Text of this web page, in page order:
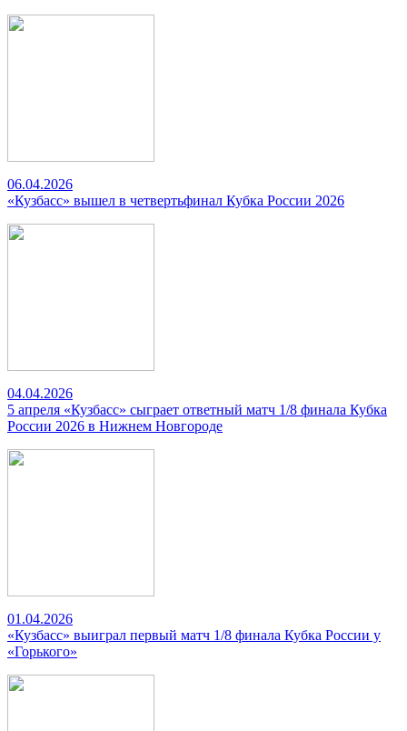
06.04.2026
«Кузбасс» вышел в четвертьфинал Кубка России 2026
04.04.2026
5 апреля «Кузбасс» сыграет ответный матч 1/8 финала Кубка
России 2026 в Нижнем Новгороде
01.04.2026
«Кузбасс» выиграл первый матч 1/8 финала Кубка России у
«Горького»